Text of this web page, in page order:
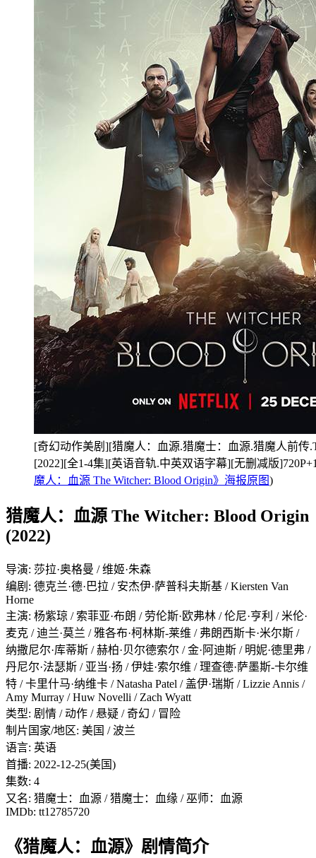
[奇幻动作美剧][猎魔人：血源.猎魔士：血源.猎魔人前传
[2022][全1-4集][英语音轨.中英双语字幕][无删减版
魔人：血源 The Witcher: Blood Origin》海报原图)
猎魔人：血源 The Witcher: Blood Origin
(2022)
导演: 莎拉·奥格曼 / 维姬·朱森
编剧: 德克兰·德·巴拉 / 安杰伊·萨普科夫斯基 / Kiersten Van
Horne
主演: 杨紫琼 / 索菲亚·布朗 / 劳伦斯·欧弗林 / 伦尼·亨利 / 米伦·
麦克 / 迪兰·莫兰 / 雅各布·柯林斯-莱维 / 弗朗西斯卡·米尔斯 /
纳撒尼尔·库蒂斯 / 赫柏·贝尔德索尔 / 金·阿迪斯 / 明妮·德里弗 /
丹尼尔·法瑟斯 / 亚当·扬 / 伊娃·索尔维 / 理查德·萨墨斯-卡尔维
特 / 卡里什马·纳维卡 / Natasha Patel / 盖伊·瑞斯 / Lizzie Annis /
Amy Murray / Huw Novelli / Zach Wyatt
类型: 剧情 / 动作 / 悬疑 / 奇幻 / 冒险
制片国家/地区: 美国 / 波兰
语言: 英语
首播: 2022-12-25(美国)
集数: 4
又名: 猎魔士：血源 / 猎魔士：血缘 / 巫师：血源
IMDb: tt12785720
《猎魔人：血源》剧情简介